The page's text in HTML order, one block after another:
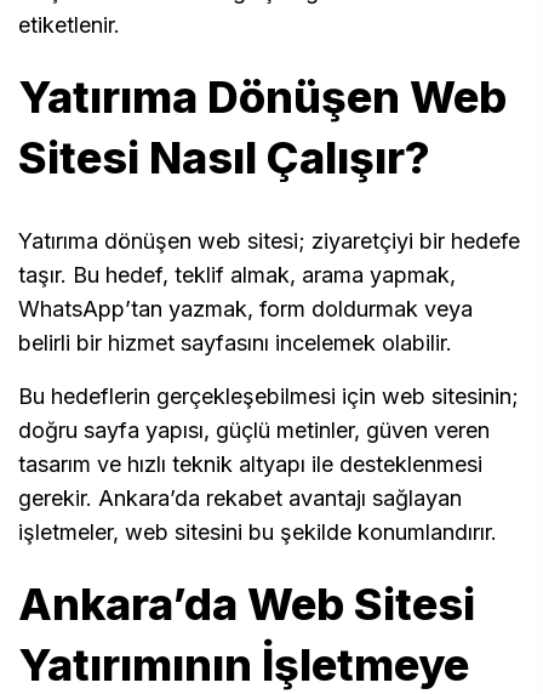
etiketlenir.
Yatırıma Dönüşen Web
Sitesi Nasıl Çalışır?
Yatırıma dönüşen web sitesi; ziyaretçiyi bir hedefe
taşır. Bu hedef, teklif almak, arama yapmak,
WhatsApp’tan yazmak, form doldurmak veya
belirli bir hizmet sayfasını incelemek olabilir.
Bu hedeflerin gerçekleşebilmesi için web sitesinin;
doğru sayfa yapısı, güçlü metinler, güven veren
tasarım ve hızlı teknik altyapı ile desteklenmesi
gerekir. Ankara’da rekabet avantajı sağlayan
işletmeler, web sitesini bu şekilde konumlandırır.
Ankara’da Web Sitesi
Yatırımının İşletmeye